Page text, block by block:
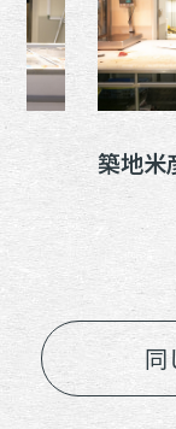
築地米
同